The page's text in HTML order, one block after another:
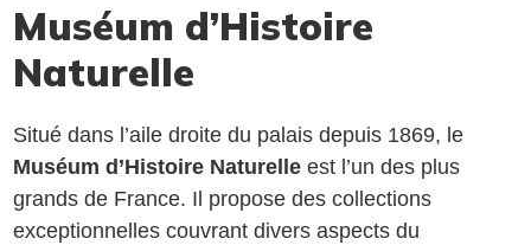
Muséum d’Histoire
Naturelle
Situé dans l’aile droite du palais depuis 1869, le
Muséum d’Histoire Naturelle est l’un des plus
grands de France. Il propose des collections
exceptionnelles couvrant divers aspects du